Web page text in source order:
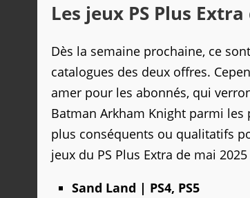
Les jeux PS Plus
Dès la semaine prochaine, ce
catalogues des deux offres.
amer pour les abonnés, qui
Batman Arkham Knight parmi les
plus conséquents ou qualitatifs
jeux du PS Plus Extra de mai 2025
Sand Land | PS4, PS5